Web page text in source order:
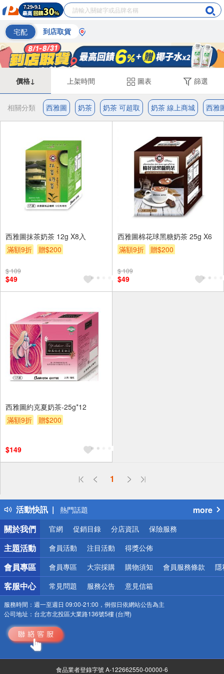
宅配 到店取貨
價格↓ 上架時間 圖表 篩選
相關分類 西雅圖 奶茶 奶茶 可超取 奶茶 線上商城 西雅
西雅圖抹茶奶茶 12g X8入
滿額9折
贈$200
$ 109
$49
西雅圖棉花球黑糖奶茶 25g X6
滿額9折
贈$200
$ 109
$49
西雅圖約克夏奶茶-25g*12
滿額9折
贈$200
$149
1
活動快訊
偏遠地區配送
得獎公告
熱門話題
銀行優惠
偏遠地區配送
詐騙網頁！請小心！
more
關於我們
官網 促銷目錄 分店資訊 保險服務
主題活動 會員活動 注目活動 得獎公佈
會員專區 會員專區 大宗採購 購物須知 會員服務條款 隱
客服中心 常見問題 服務公告 意見信箱
服務時間： 週一至週日 09:00-21:00，例假日依網站公告為主
公司地址： 台北市北投區大業路136號5樓 (台灣)
食品業者登錄字號 A-122662550-00000-6